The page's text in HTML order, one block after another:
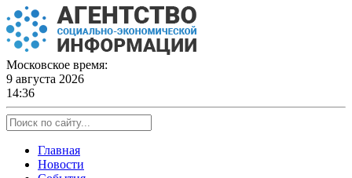
Skip
to
content
Московское время:
9 августа 2026
14:36
Главная
Новости